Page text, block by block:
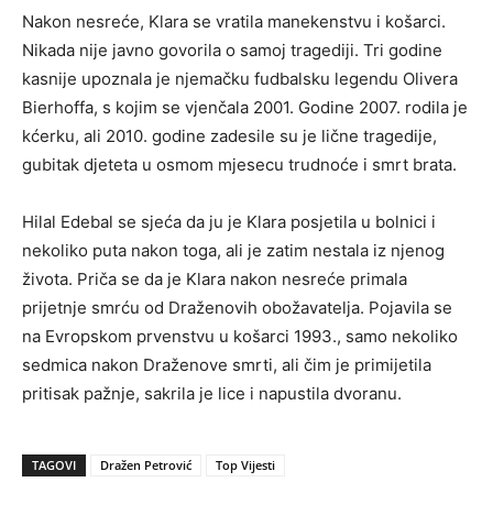
Nakon nesreće, Klara se vratila manekenstvu i košarci.
Nikada nije javno govorila o samoj tragediji. Tri godine
kasnije upoznala je njemačku fudbalsku legendu Olivera
Bierhoffa, s kojim se vjenčala 2001. Godine 2007. rodila je
kćerku, ali 2010. godine zadesile su je lične tragedije,
gubitak djeteta u osmom mjesecu trudnoće i smrt brata.
Hilal Edebal se sjeća da ju je Klara posjetila u bolnici i
nekoliko puta nakon toga, ali je zatim nestala iz njenog
života. Priča se da je Klara nakon nesreće primala
prijetnje smrću od Draženovih obožavatelja. Pojavila se
na Evropskom prvenstvu u košarci 1993., samo nekoliko
sedmica nakon Draženove smrti, ali čim je primijetila
pritisak pažnje, sakrila je lice i napustila dvoranu.
TAGOVI Dražen Petrović Top Vijesti